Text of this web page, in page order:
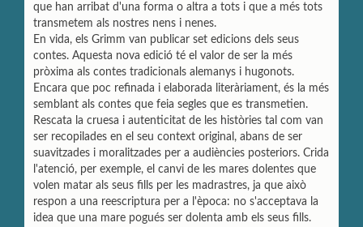
que han arribat d'una forma o altra a tots i que a més tots
transmetem als nostres nens i nenes.
En vida, els Grimm van publicar set edicions dels seus
contes. Aquesta nova edició té el valor de ser la més
pròxima als contes tradicionals alemanys i hugonots.
Encara que poc refinada i elaborada literàriament, és la més
semblant als contes que feia segles que es transmetien.
Rescata la cruesa i autenticitat de les històries tal com van
ser recopilades en el seu context original, abans de ser
suavitzades i moralitzades per a audiències posteriors. Crida
l'atenció, per exemple, el canvi de les mares dolentes que
volen matar als seus fills per les madrastres, ja que això
respon a una reescriptura per a l'època: no s'acceptava la
idea que una mare pogués ser dolenta amb els seus fills.